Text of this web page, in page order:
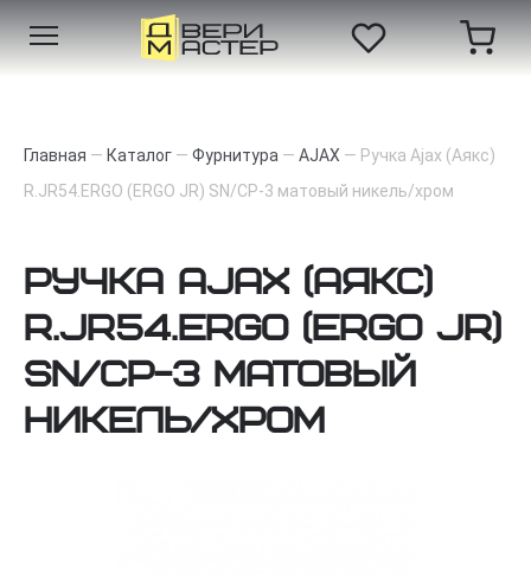
Главная — Каталог — Фурнитура — AJAX — Ручка Ajax (Аякс)
R.JR54.ERGO (ERGO JR) SN/CP-3 матовый никель/хром
Ручка Ajax (Аякс)
R.JR54.ERGO (ERGO JR)
SN/CP-3 матовый
никель/хром